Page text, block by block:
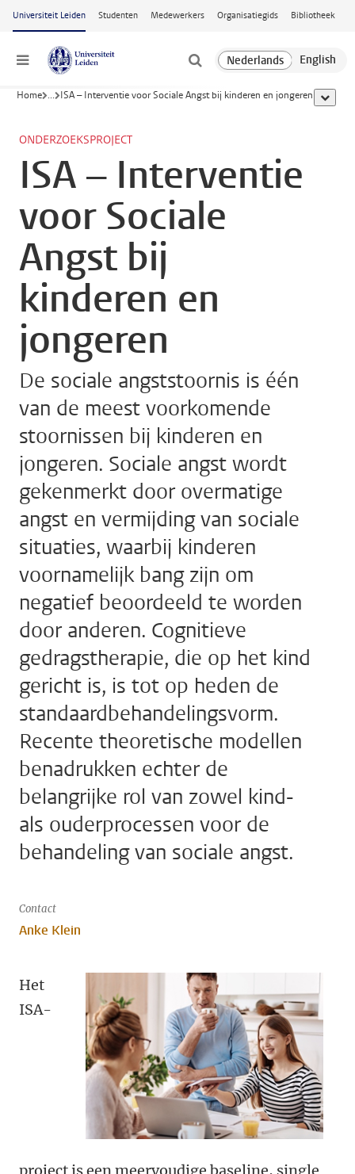
Ga naar hoofdinhoud
Universiteit Leiden Studenten Medewerkers Organisatiegids Bibliotheek
Menu
Home ... ISA – Interventie voor Sociale Angst bij kinderen en jongeren toon
ONDERZOEKSPROJECT
ISA – Interventie
voor Sociale
Angst bij
kinderen en
jongeren
De sociale angststoornis is één
van de meest voorkomende
stoornissen bij kinderen en
jongeren. Sociale angst wordt
gekenmerkt door overmatige
angst en vermijding van sociale
situaties, waarbij kinderen
voornamelijk bang zijn om
negatief beoordeeld te worden
door anderen. Cognitieve
gedragstherapie, die op het kind
gericht is, is tot op heden de
standaardbehandelingsvorm.
Recente theoretische modellen
benadrukken echter de
belangrijke rol van zowel kind-
als ouderprocessen voor de
behandeling van sociale angst.
Contact
Anke Klein
Het
ISA-